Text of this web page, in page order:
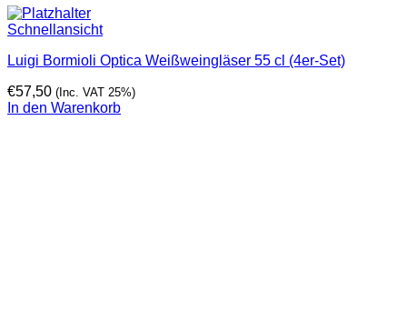
Schnellansicht
Luigi Bormioli Optica Weißweingläser 55 cl (4er-Set)
€57,50 (Inc. VAT 25%)
In den Warenkorb